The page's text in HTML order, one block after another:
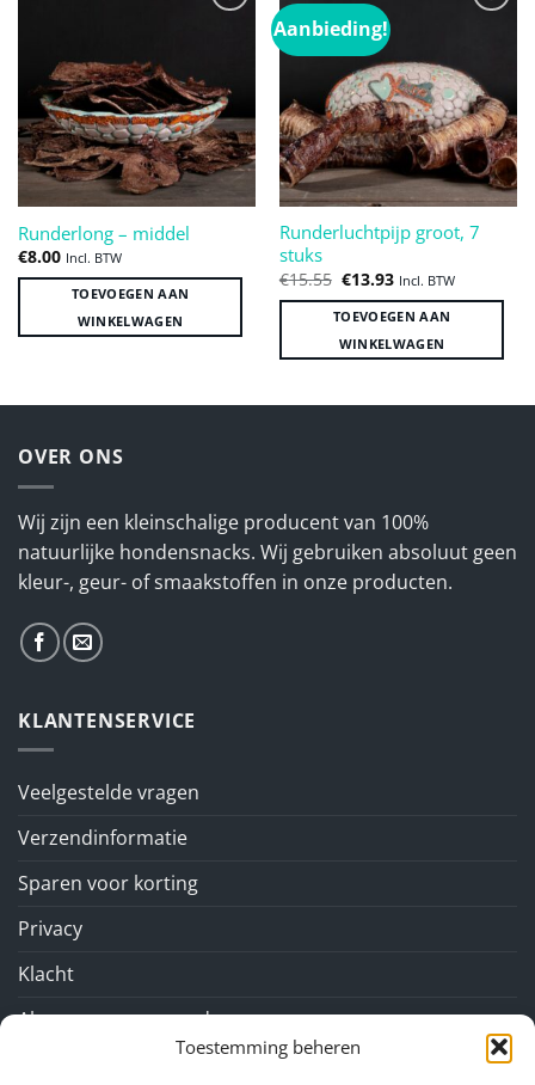
Toestemming beheren
Runderlong – middel
€8.00 Incl. BTW
TOEVOEGEN AAN
WINKELWAGEN
Aanbieding!
verlanglijst
Runderluchtpijp groot, 7
stuks
€15.55 Oorspronkelijke
prijs
was:
€15.55.
€13.93Huidige
prijs
is:
€13.93.
Incl. BTW
TOEVOEGEN AAN
WINKELWAGEN
OVER ONS
Wij zijn een kleinschalige producent van 100%
natuurlijke hondensnacks. Wij gebruiken absoluut geen
kleur-, geur- of smaakstoffen in onze producten.
KLANTENSERVICE
Veelgestelde vragen
Verzendinformatie
Sparen voor korting
Privacy
Klacht
Algemene voorwaarden